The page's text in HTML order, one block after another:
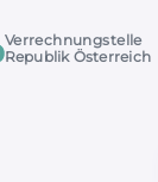
Verrechnungstelle
Republik Österreich